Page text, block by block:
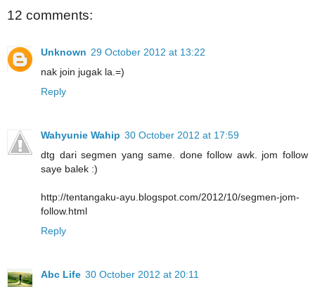
12 comments:
Unknown 29 October 2012 at 13:22
nak join jugak la.=)
Reply
Wahyunie Wahip 30 October 2012 at 17:59
dtg dari segmen yang same. done follow awk. jom follow
saye balek :)
http://tentangaku-ayu.blogspot.com/2012/10/segmen-jom-
follow.html
Reply
Abc Life 30 October 2012 at 20:11